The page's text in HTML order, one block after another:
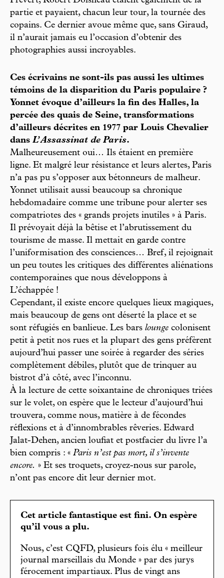
partie et payaient, chacun leur tour, la tournée des
copains. Ce dernier avoue même que, sans Giraud,
il n’aurait jamais eu l’occasion d’obtenir des
photographies aussi incroyables.
Ces écrivains ne sont-ils pas aussi les ultimes
témoins de la disparition du Paris populaire ?
Yonnet évoque d’ailleurs la fin des Halles, la
percée des quais de Seine, transformations
d’ailleurs décrites en 1977 par Louis Chevalier
dans L’Assassinat de Paris.
Malheureusement oui… Ils étaient en première
ligne. Et malgré leur résistance et leurs alertes, Paris
n’a pas pu s’opposer aux bétonneurs de malheur.
Yonnet utilisait aussi beaucoup sa chronique
hebdomadaire comme une tribune pour alerter ses
compatriotes des « grands projets inutiles » à Paris.
Il prévoyait déjà la bêtise et l’abrutissement du
tourisme de masse. Il mettait en garde contre
l’uniformisation des consciences… Bref, il rejoignait
un peu toutes les critiques des différentes aliénations
contemporaines que nous développons à
L’échappée !
Cependant, il existe encore quelques lieux magiques,
mais beaucoup de gens ont déserté la place et se
sont réfugiés en banlieue. Les bars lounge colonisent
petit à petit nos rues et la plupart des gens préfèrent
aujourd’hui passer une soirée à regarder des séries
complètement débiles, plutôt que de trinquer au
bistrot d’à côté, avec l’inconnu.
À la lecture de cette soixantaine de chroniques triées
sur le volet, on espère que le lecteur d’aujourd’hui
trouvera, comme nous, matière à de fécondes
réflexions et à d’innombrables rêveries. Edward
Jalat-Dehen, ancien loufiat et postfacier du livre l’a
bien compris : « Paris n’est pas mort, il s’invente
encore. » Et ses troquets, croyez-nous sur parole,
n’ont pas encore dit leur dernier mot.
Cet article fantastique est fini. On espère
qu’il vous a plu.
Nous, c’est CQFD, plusieurs fois élu « meilleur
journal marseillais du Monde » par des jurys
férocement impartiaux. Plus de vingt ans